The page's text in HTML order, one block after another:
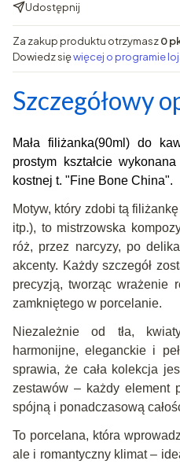
Udostępnij
Za zakup produktu otrzymasz0
Dowiedz sięwięcej o programie
Szczegółowy
Mała filiżanka(90ml) do
prostym kształcie
kostnej t. "Fine Bone China".
Motyw, który zdobi tą
itp.), to mistrzowska
róż, przez narcyzy, po
akcenty. Każdy szczegół
precyzją, tworząc wrażenie
zamkniętego w porcelanie.
Niezależnie od tła,
harmonijne, eleganckie i
sprawia, że cała kolekcja
zestawów – każdy element
spójną i ponadczasową
To porcelana, która
ale i romantyczny klimat –